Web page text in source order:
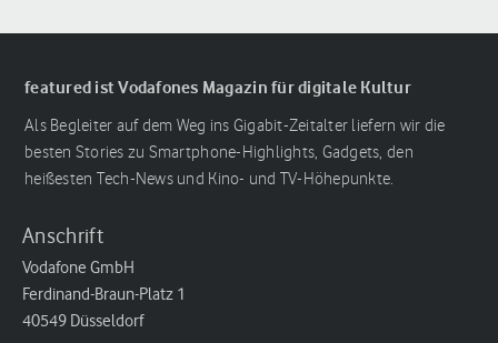
featured ist Vodafones Magazin für digitale Kultur
Als Begleiter auf dem Weg ins Gigabit-Zeitalter liefern wir die
besten Stories zu Smartphone-Highlights, Gadgets, den
heißesten Tech-News und Kino- und TV-Höhepunkte.
Anschrift
Vodafone GmbH
Ferdinand-Braun-Platz 1
40549 Düsseldorf